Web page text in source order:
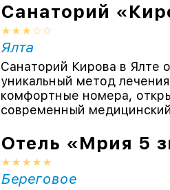
Санаторий
Ялта
Санаторий Кирова в Ялте
уникальный метод
комфортные номера,
современный
Отель «Мрия 5
Береговое